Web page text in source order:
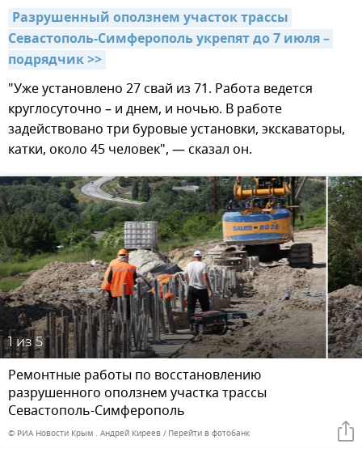
Разрушенный оползнем участок трассы
Севастополь-Симферополь укрепят до 7 июля –
подрядчик >>
"Уже установлено 27 свай из 71. Работа ведется
круглосуточно – и днем, и ночью. В работе
задействовано три буровые установки, экскаваторы,
катки, около 45 человек", — сказал он.
1из 5
Ремонтные работы по восстановлению
разрушенного оползнем участка трассы
Севастополь-Симферополь
© РИА Новости Крым . Андрей Киреев Перейти в фотобанк